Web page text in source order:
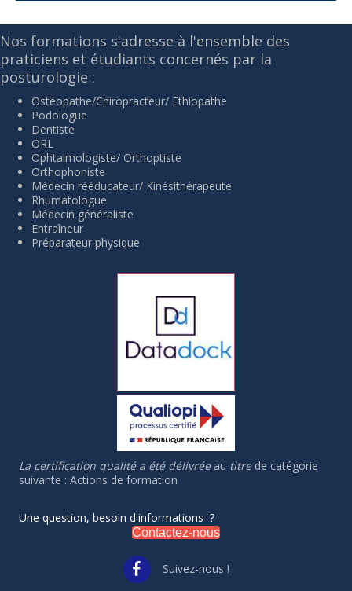
Nos formations s'adresse à l'ensemble des
praticiens et étudiants concernés par la
posturologie :
Ostéopathe/Chiropracteur/ Ethiopathe
Podologue
Dentiste
ORL
Ophtalmologiste/ Orthoptiste
Orthophoniste
Médecin rééducateur/ Kinésithérapeute
Rhumatologue
Médecin généraliste
Entraîneur
Préparateur physique
La certification qualité a été délivréeau titrede catégorie
suivante : Actions de formation
Une question, besoin d'informations ?
Contactez-nous
Suivez-nous !